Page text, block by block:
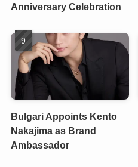
Anniversary Celebration
Bulgari Appoints Kento
Nakajima as Brand
Ambassador